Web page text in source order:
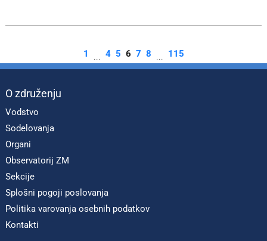
1 4 5 6 7 8 115
O združenju
Vodstvo
Sodelovanja
Organi
Observatorij ZM
Sekcije
Splošni pogoji poslovanja
Politika varovanja osebnih podatkov
Kontakti